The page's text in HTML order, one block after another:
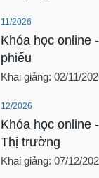
11/2026
Khóa học online
phiếu
Khai giảng: 02/11/
12/2026
Khóa học online
Thị trường
Khai giảng: 07/12/